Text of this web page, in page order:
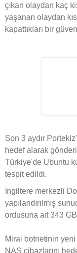
çıkan olaydan kaç
yaşanan olaydan
kapattıkları bir
Son 3 aydır
hedef alarak
Türkiye'de Ubuntu
tespit edildi.
İngiltere merkezli
yapılandırılmış
ordusuna ait 343 GB
Mirai botnetinin
NAS cihazlarını